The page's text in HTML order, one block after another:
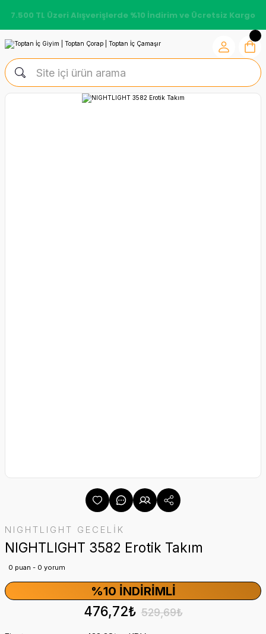
7.500 TL Üzeri Alışverişlerde %10 İndirim ve Ücretsiz Kargo
NIGHTLIGHT GECELİK
NIGHTLIGHT 3582 Erotik Takım
0 puan - 0 yorum
%10 İNDIRIMLI
476,72₺ 529,69₺